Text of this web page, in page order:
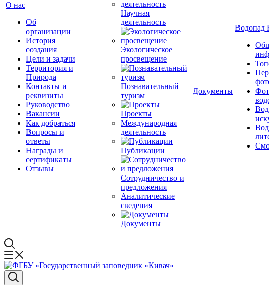
О нас
Об
организации
История
создания
Цели и задачи
Территория и
Природа
Контакты и
реквизиты
Руководство
Вакансии
Как добраться
Вопросы и
ответы
Награды и
сертификаты
Отзывы
Научная
деятельность
Экологическое
просвещение
Познавательный
туризм
Проекты
Международная
деятельность
Публикации
Сотрудничество и
предложения
Аналитические
сведения
Документы
Документы
Водопад